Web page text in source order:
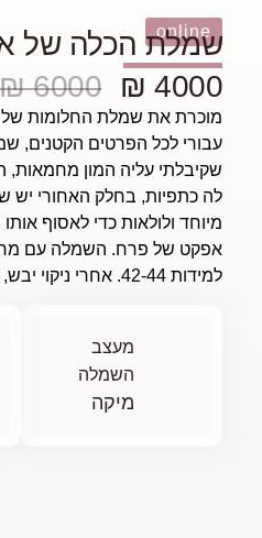
online
שמלת הכלה של
4000 ₪
6000 ₪
מוכרת את שמלת החלומות
עבורי לכל הפרטים הקטנים,
שקיבלתי עליה המון מחמאות,
לה כתפיות, בחלק האחורי יש
מיוחד ולולאות כדי לאסוף אותו
אפקט של פרח. השמלה עם
למידות 42-44. אחרי ניקוי יבש, הינומה מהממת במתנה.
מעצב
השמלה
מיקה